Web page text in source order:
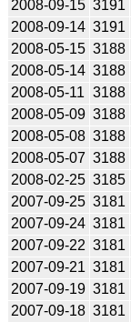
2008-09-15 3191
2008-09-14 3191
2008-05-15 3188
2008-05-14 3188
2008-05-11 3188
2008-05-09 3188
2008-05-08 3188
2008-05-07 3188
2008-02-25 3185
2007-09-25 3181
2007-09-24 3181
2007-09-22 3181
2007-09-21 3181
2007-09-19 3181
2007-09-18 3181